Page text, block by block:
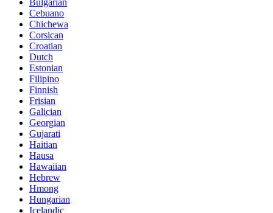
Bulgarian
Cebuano
Chichewa
Corsican
Croatian
Dutch
Estonian
Filipino
Finnish
Frisian
Galician
Georgian
Gujarati
Haitian
Hausa
Hawaiian
Hebrew
Hmong
Hungarian
Icelandic